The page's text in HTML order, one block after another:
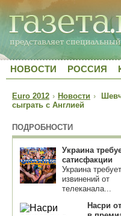
НОВОСТИ РОССИЯ
Euro 2012 › Новости ›
сыграть с Англией
ПОДРОБНОСТИ
Украина
сатисфакции
Украина требует
извинений от
телеканала...
Насри